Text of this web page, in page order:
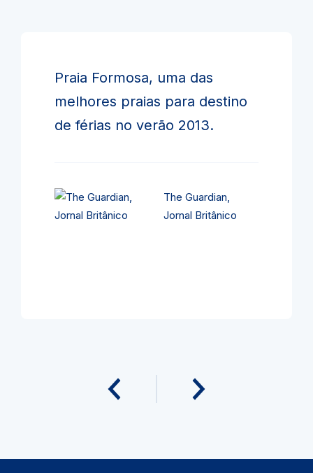
Praia Formosa, uma das
melhores praias para destino
de férias no verão 2013.
The Guardian,
Jornal Britânico